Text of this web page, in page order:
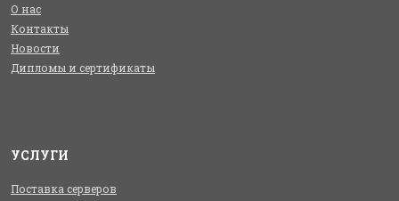
О нас
Контакты
Новости
Дипломы и сертификаты
УСЛУГИ
Поставка серверов